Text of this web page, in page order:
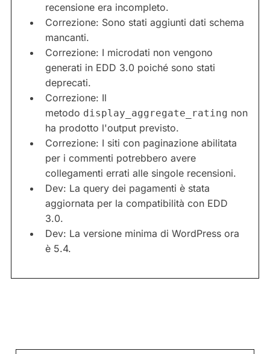
recensione era incompleto.
Correzione: Sono stati aggiunti dati schema
mancanti.
Correzione: I microdati non vengono
generati in EDD 3.0 poiché sono stati
deprecati.
Correzione: Il
metodo display_aggregate_rating non
ha prodotto l'output previsto.
Correzione: I siti con paginazione abilitata
per i commenti potrebbero avere
collegamenti errati alle singole recensioni.
Dev: La query dei pagamenti è stata
aggiornata per la compatibilità con EDD
3.0.
Dev: La versione minima di WordPress ora
è 5.4.